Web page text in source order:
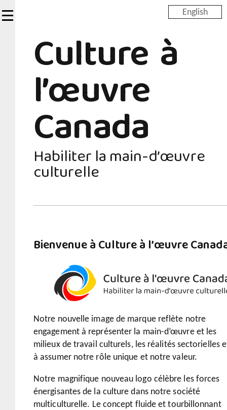
to
English
Culture à
l’œuvre
Canada
Habiliter la main-d’œuvre
culturelle
Bienvenue à Culture à l’œuvre
Notre nouvelle image de marque reflète notre
engagement à représenter la main-d’œuvre et les
milieux de travail culturels, les réalités sectorielles
à assumer notre rôle unique et notre valeur.
Notre magnifique nouveau logo célèbre les forces
énergisantes de la culture dans notre société
multiculturelle. Le concept fluide et tourbillonnant